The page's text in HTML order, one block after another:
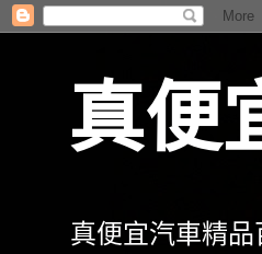
真便
真便宜汽車精